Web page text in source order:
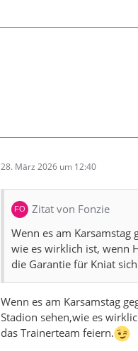
28. März 2026 um 12:40
Zitat von Fonzie
Wenn es am Karsamstag
wie es wirklich ist, wenn
die Garantie für Kniat
Wenn es am Karsamstag
Stadion sehen,wie es
das Trainerteam feiern.